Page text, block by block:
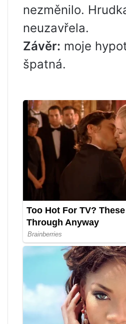
nezměnilo.
neuzavřela.
Závěr: moje
špatná.